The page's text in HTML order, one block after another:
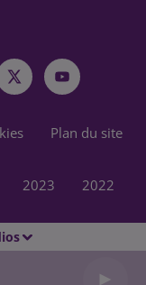
Plan du site
2023 2022